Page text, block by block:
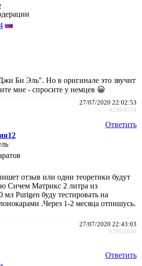
Би Эль". Но в оригинале это звучит
мне - спросите у немцев 😀
27/07/2020 22:02:53
#2804934
Ответить
отзыв или одни теоретики будут
Сичем Матрикс 2 литра из
Purigen буду тестировать на
.Через 1-2 месяца отпишусь.
27/07/2020 22:43:03
#2804940
Ответить